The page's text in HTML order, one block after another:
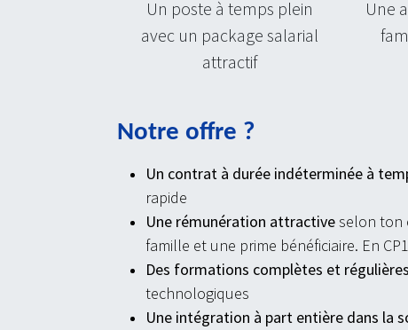
Un poste à temps plein
avec un package salarial
attractif
Une
Notre offre ?
Un contrat à durée indéterminée à
rapide
Une rémunération attractiveselon ton
famille et une prime bénéficiaire. En
Des formations complètes et régulières
technologiques
Une intégration à part entière dans la